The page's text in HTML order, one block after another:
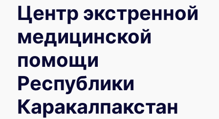
Центр экстренной
медицинской
помощи
Республики
Каракалпакстан